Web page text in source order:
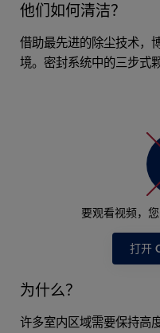
他们如何清洁？
借助最先进的除尘技术，
境。密封系统中的三步式
要观看视频，
打开
为什么？
许多室内区域需要保持高